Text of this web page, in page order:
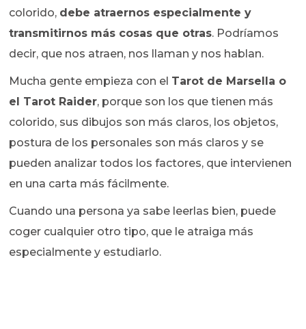
colorido, debe atraernos especialmente y
transmitirnos más cosas que otras. Podríamos
decir, que nos atraen, nos llaman y nos hablan.
Mucha gente empieza con el Tarot de Marsella o
el Tarot Raider, porque son los que tienen más
colorido, sus dibujos son más claros, los objetos,
postura de los personales son más claros y se
pueden analizar todos los factores, que intervienen
en una carta más fácilmente.
Cuando una persona ya sabe leerlas bien, puede
coger cualquier otro tipo, que le atraiga más
especialmente y estudiarlo.